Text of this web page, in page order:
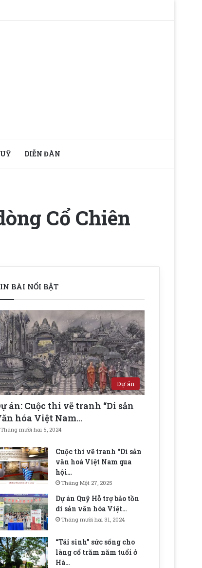
DIỄN ĐÀN
Cổ Chiên
BÀI NỔI BẬT
Dự án
án: Cuộc thi vẽ tranh “Di sản
hóa Việt Nam…
Tháng mười hai 5, 2024
Cuộc thi vẽ tranh “Di sản
văn hoá Việt Nam qua
hội…
Tháng Một 27, 2025
Dự án Quỹ Hỗ trợ bảo tồn
di sản văn hóa Việt…
Tháng mười hai 31, 2024
“Tái sinh” sức sống cho
làng cổ trăm năm tuổi ở
Hà…